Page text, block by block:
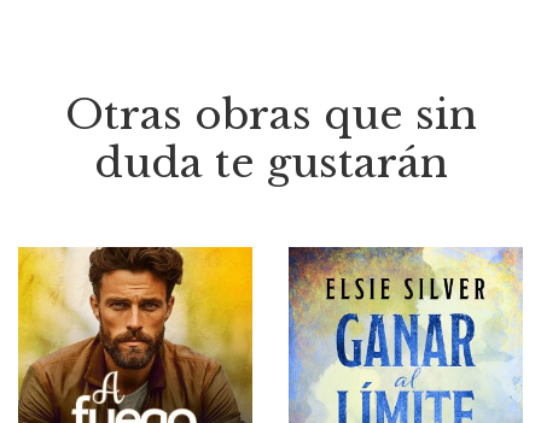
Otras obras que sin
duda te gustarán